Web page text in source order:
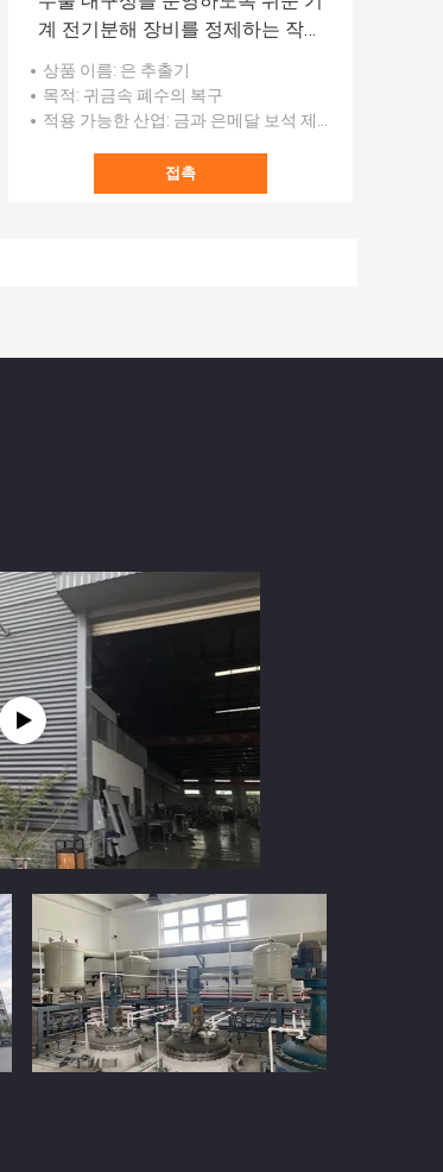
계 전기분해 장비를 정제하는 작은
99.99% 은
상품 이름: 은 추출기
목적: 귀금속 폐수의 복구
적용 가능한 산업: 금과 은메달 보석 제작
접촉